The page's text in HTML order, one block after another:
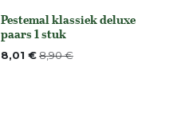
None
Pestemal klassiek deluxe
paars 1 stuk
8,01 €8,90€